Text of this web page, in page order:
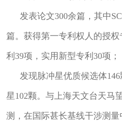
发表论文300余篇，其中
篇。获得第一专利权人的授
利39项，实用新型专利30项；
发现脉冲星优质候选体
星102颗。与上海天文台天马
测，在国际甚长基线干涉测量